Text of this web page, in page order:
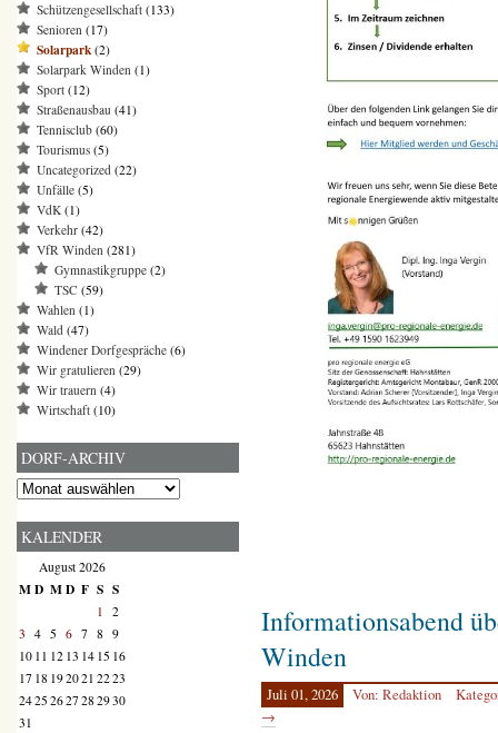
Informationsabend
Winden
Juli 01, 2026 Von: Redaktion
→
Schützengesellschaft (133)
Senioren (17)
Solarpark (2)
Solarpark Winden (1)
Sport (12)
Straßenausbau (41)
Tennisclub (60)
Tourismus (5)
Uncategorized (22)
Unfälle (5)
VdK (1)
Verkehr (42)
VfR Winden (281)
Gymnastikgruppe (2)
TSC (59)
Wahlen (1)
Wald (47)
Windener Dorfgespräche (6)
Wir gratulieren (29)
Wir trauern (4)
Wirtschaft (10)
DORF-ARCHIV
Dorf-
KALENDER
August 2026
MD MD F S S
1 2
3 4 5 6 7 8 9
10 11 12 13 14 15 16
17 18 192021 2223
2425 2627 28 2930
31